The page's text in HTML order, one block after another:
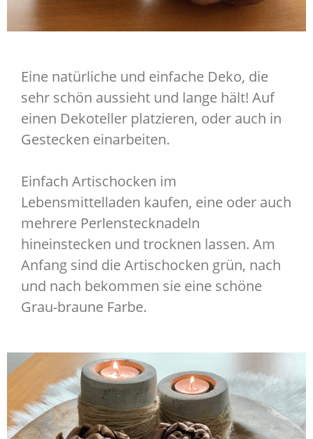
Eine natürliche und einfache Deko, die
sehr schön aussieht und lange hält! Auf
einen Dekoteller platzieren, oder auch in
Gestecken einarbeiten.
Einfach Artischocken im
Lebensmittelladen kaufen, eine oder auch
mehrere Perlenstecknadeln
hineinstecken und trocknen lassen. Am
Anfang sind die Artischocken grün, nach
und nach bekommen sie eine schöne
Grau-braune Farbe.